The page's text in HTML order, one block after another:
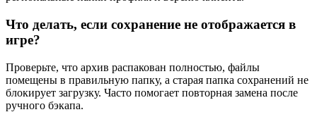
Что делать, если сохранение не отображается в
игре?
Проверьте, что архив распакован полностью, файлы
помещены в правильную папку, а старая папка сохранений не
блокирует загрузку. Часто помогает повторная замена после
ручного бэкапа.